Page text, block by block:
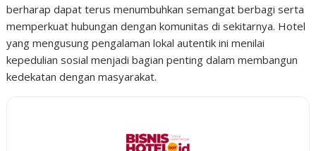
berharap dapat terus menumbuhkan semangat berbagi serta
memperkuat hubungan dengan komunitas di sekitarnya. Hotel
yang mengusung pengalaman lokal autentik ini menilai
kepedulian sosial menjadi bagian penting dalam membangun
kedekatan dengan masyarakat.